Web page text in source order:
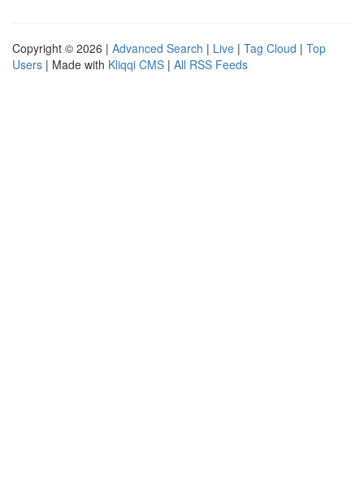
Copyright © 2026 | Advanced Search | Live | Tag Cloud | Top
Users | Made with Kliqqi CMS | All RSS Feeds